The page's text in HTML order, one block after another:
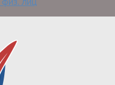
лиц